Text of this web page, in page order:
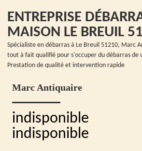
ENTREPRISE
MAISON LE BREUIL
Spécialiste en débarras à Le Breuil 51210, Marc
tout à fait qualifié pour s'occuper du débarras de
Prestation de qualité et intervention rapide
Marc Antiquaire
indisponible
indisponible